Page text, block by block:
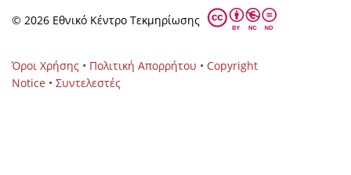
© 2026 Eθνικό Κέντρο Τεκμηρίωσης
Όροι Χρήσης • Πολιτική Απορρήτου • Copyright
Notice • Συντελεστές